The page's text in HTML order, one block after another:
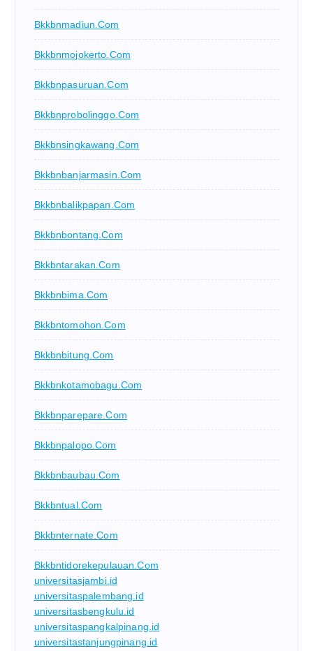
Bkkbnmadiun.com
Bkkbnmojokerto.com
Bkkbnpasuruan.com
Bkkbnprobolinggo.com
Bkkbnsingkawang.com
Bkkbnbanjarmasin.com
Bkkbnbalikpapan.com
Bkkbnbontang.com
Bkkbntarakan.com
Bkkbnbima.com
Bkkbntomohon.com
Bkkbnbitung.com
Bkkbnkotamobagu.com
Bkkbnparepare.com
Bkkbnpalopo.com
Bkkbnbaubau.com
Bkkbntual.com
Bkkbnternate.com
Bkkbntidorekepulauan.com
universitasjambi.id
universitaspalembang.id
universitasbengkulu.id
universitaspangkalpinang.id
universitastanjungpinang.id